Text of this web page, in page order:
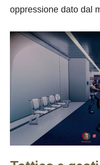
oppressione dato dal